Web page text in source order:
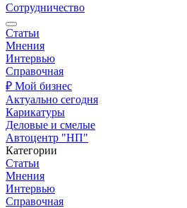
Сотрудничество
Статьи
Мнения
Интервью
Справочная
₽ Мой бизнес
Актуально сегодня
Карикатуры
Деловые и смелые
Автоцентр "НП"
Категории
Статьи
Мнения
Интервью
Справочная